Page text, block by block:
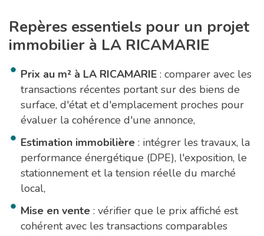
Repères essentiels pour un projet
immobilier à LA RICAMARIE
Prix au m² à LA RICAMARIE : comparer avec les
transactions récentes portant sur des biens de
surface, d'état et d'emplacement proches pour
évaluer la cohérence d'une annonce,
Estimation immobilière : intégrer les travaux, la
performance énergétique (DPE), l'exposition, le
stationnement et la tension réelle du marché
local,
Mise en vente : vérifier que le prix affiché est
cohérent avec les transactions comparables